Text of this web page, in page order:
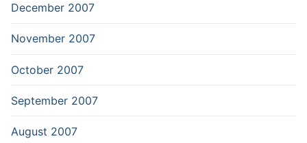
December 2007
November 2007
October 2007
September 2007
August 2007